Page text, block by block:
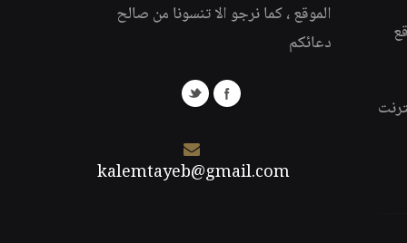
الموقع ، كما نرجو الا تنسونا من صالح
دعائكم
kalemtayeb@gmail.com